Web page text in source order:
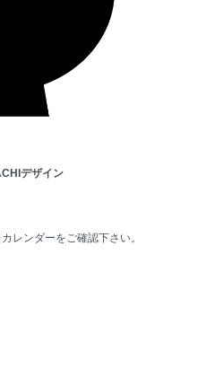
デザイン
レンダーをご確認下さい。